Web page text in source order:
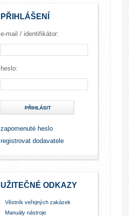
PŘIHLÁŠENÍ
e-mail / identifikátor:
heslo:
PŘIHLÁSIT
zapomenuté heslo
registrovat dodavatele
UŽITEČNÉ ODKAZY
Věstník veřejných zakázek
Manuály nástroje